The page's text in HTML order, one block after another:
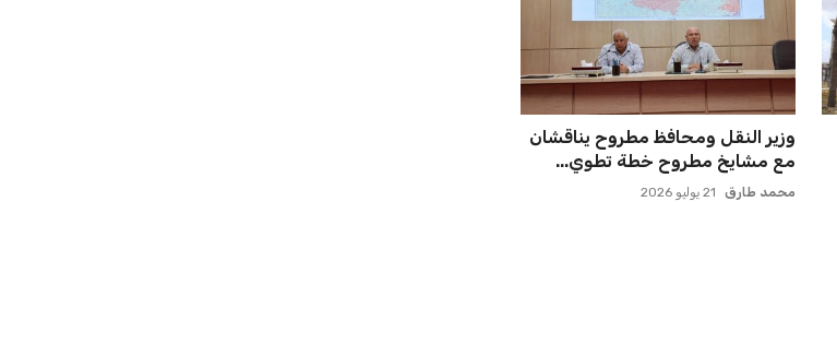
وزير النقل ومحافظ مطروح يناقشان
مع مشايخ مطروح خطة تطوي...
محمد طارق 21 يوليو 2026